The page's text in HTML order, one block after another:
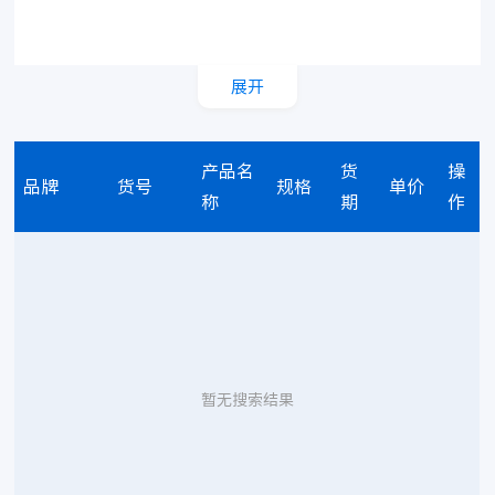
展开
品牌 货号
产品名
称
规格
货
期
单价
操
作
暂无搜索结果